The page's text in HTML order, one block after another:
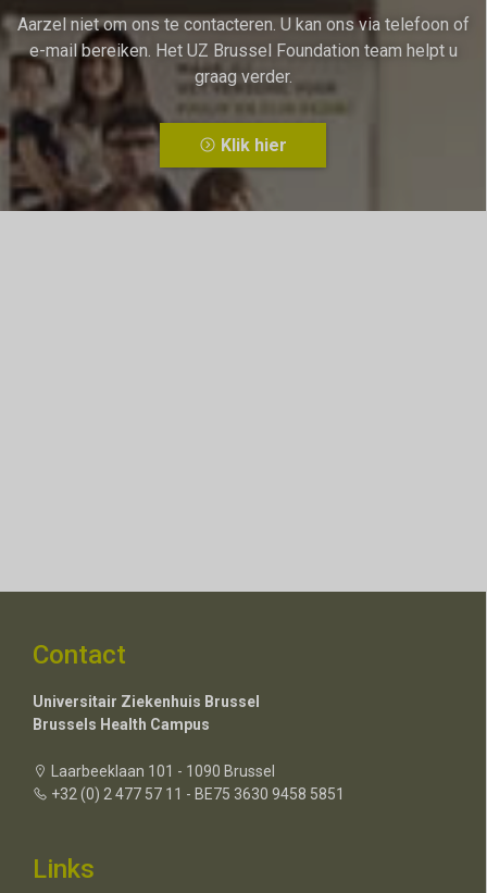
Aarzel niet om ons te contacteren. U kan ons via telefoon of
e-mail bereiken. Het UZ Brussel Foundation team helpt u
graag verder.
Klik hier
Contact
Universitair Ziekenhuis Brussel
Brussels Health Campus
Laarbeeklaan 101 - 1090 Brussel
+32 (0) 2 477 57 11 - BE75 3630 9458 5851
Links